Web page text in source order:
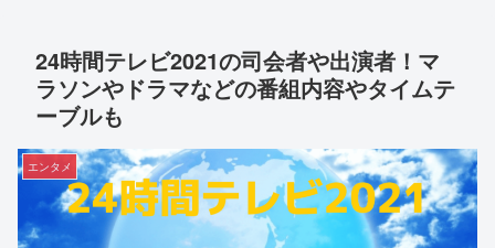
24時間テレビ2021の司会者や出演者！マ
ラソンやドラマなどの番組内容やタイムテ
ーブルも
エンタメ